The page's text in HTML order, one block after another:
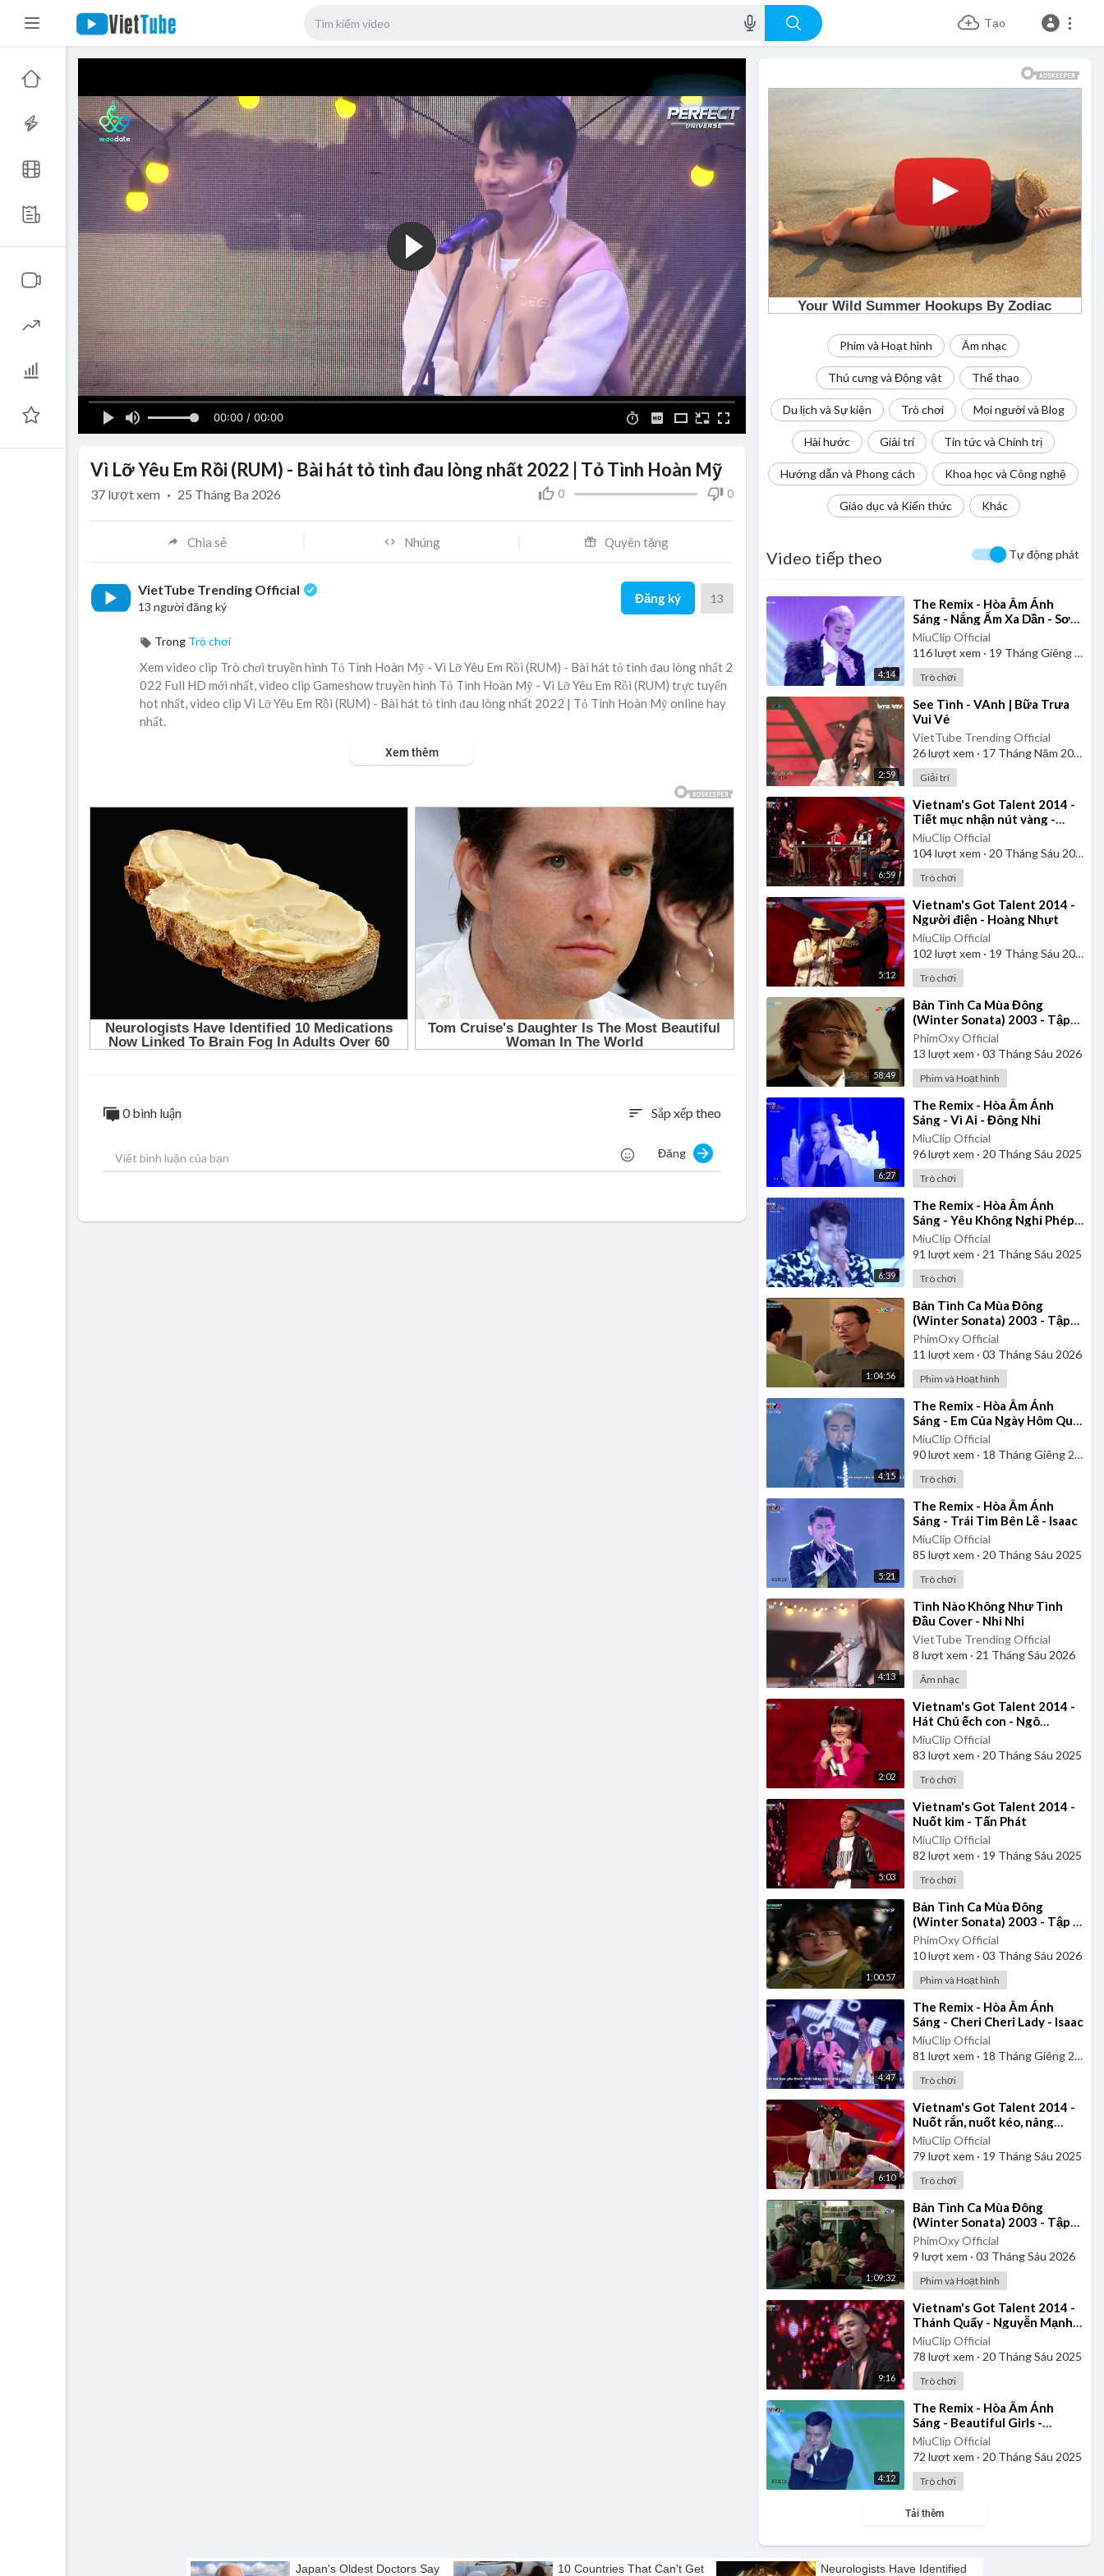
Tạo
00:00 / 00:00
Phim và Hoạt hình Âm nhạc
Thú cưng và Động vật Thể thao
Du lịch và Sự kiện Trò chơi Mọi người và Blog
Hài hước Giải trí Tin tức và Chính trị
Hướng dẫn và Phong cách Khoa học và Công nghệ
Giáo dục và Kiến thức Khác
Video tiếp theo Tự động phát
4:14
⁣The Remix - Hòa Âm Ánh
Sáng - Nắng Ấm Xa Dần - Sơn
Tùng M-TP
MiuClip Official
116lượt xem · 19 Tháng Giêng 2025
Trò chơi
2:59
⁣See Tình - VAnh | Bữa Trưa
Vui Vẻ
VietTube Trending Official
26lượt xem · 17 Tháng Năm 2026
Giải trí
6:59
⁣Vietnam's Got Talent 2014 -
Tiết mục nhận nút vàng -
Nhóm 4 chị em
MiuClip Official
104lượt xem · 20 Tháng Sáu 2025
Trò chơi
5:12
⁣Vietnam's Got Talent 2014 -
Người điện - Hoàng Nhựt
MiuClip Official
102 lượt xem · 19 Tháng Sáu 2025
Trò chơi
58:49
⁣Bản Tình Ca Mùa Đông
(Winter Sonata) 2003 - Tập
18 | Lồng Tiếng
PhimOxy Official
13 lượt xem · 03 Tháng Sáu 2026
Phim và Hoạt hình
6:27
⁣The Remix - Hòa Âm Ánh
Sáng - Vì Ai - Đông Nhi
MiuClip Official
96lượt xem · 20 Tháng Sáu 2025
Trò chơi
6:39
⁣The Remix - Hòa Âm Ánh
Sáng - Yêu Không Nghỉ Phép -
Isaac
MiuClip Official
91 lượt xem · 21 Tháng Sáu 2025
Trò chơi
1:04:56
⁣Bản Tình Ca Mùa Đông
(Winter Sonata) 2003 - Tập
16 | Lồng Tiếng
PhimOxy Official
11 lượt xem · 03 Tháng Sáu 2026
Phim và Hoạt hình
4:15
⁣The Remix - Hòa Âm Ánh
Sáng - Em Của Ngày Hôm Qua
- Sơn Tùng M-TP
MiuClip Official
90lượt xem · 18 Tháng Giêng 2025
Trò chơi
5:21
⁣The Remix - Hòa Âm Ánh
Sáng - Trái Tim Bên Lề - Isaac
MiuClip Official
85 lượt xem · 20 Tháng Sáu 2025
Trò chơi
4:13
⁣Tình Nào Không Như Tình
Đầu Cover - Nhi Nhi
VietTube Trending Official
8 lượt xem · 21 Tháng Sáu 2026
Âm nhạc
2:02
⁣Vietnam's Got Talent 2014 -
Hát Chú ếch con - Ngô
Phương Bích Ngọc
MiuClip Official
83 lượt xem · 20 Tháng Sáu 2025
Trò chơi
5:03
⁣Vietnam's Got Talent 2014 -
Nuốt kim - Tấn Phát
MiuClip Official
82 lượt xem · 19 Tháng Sáu 2025
Trò chơi
1:00:57
⁣Bản Tình Ca Mùa Đông
(Winter Sonata) 2003 - Tập 6
| Lồng Tiếng
PhimOxy Official
10lượt xem · 03 Tháng Sáu 2026
Phim và Hoạt hình
4:47
⁣The Remix - Hòa Âm Ánh
Sáng - Cheri Cheri Lady - Isaac
MiuClip Official
81 lượt xem · 18 Tháng Giêng 2025
Trò chơi
6:10
⁣Vietnam's Got Talent 2014 -
Nuốt rắn, nuốt kéo, nâng
chậu hoa - Nhóm Bảo Cường
MiuClip Official
79 lượt xem · 19 Tháng Sáu 2025
Trò chơi
1:09:32
⁣Bản Tình Ca Mùa Đông
(Winter Sonata) 2003 - Tập
13 | Lồng Tiếng
PhimOxy Official
9 lượt xem · 03 Tháng Sáu 2026
Phim và Hoạt hình
9:16
⁣Vietnam's Got Talent 2014 -
Thánh Quẩy - Nguyễn Mạnh
Tuấn
MiuClip Official
78 lượt xem · 20 Tháng Sáu 2025
Trò chơi
4:12
⁣The Remix - Hòa Âm Ánh
Sáng - Beautiful Girls -
Cường Seven
MiuClip Official
72 lượt xem · 20 Tháng Sáu 2025
Trò chơi
Tải thêm
Vì Lỡ Yêu Em Rồi (RUM) - Bài hát tỏ tình đau lòng nhất 2022 | Tỏ Tình Hoàn Mỹ
0 0
37 lượt xem · 25 Tháng Ba 2026
Chia sẻ Nhúng Quyên tặng
VietTube Trending Official
13 người đăng ký
Đăng ký 13
Trong Trò chơi
Xem video clip Trò chơi truyền hình Tỏ Tình Hoàn Mỹ - Vì Lỡ Yêu Em Rồi (RUM) - Bài hát tỏ tình đau lòng nhất 2
022 Full HD mới nhất, video clip Gameshow truyền hình Tỏ Tình Hoàn Mỹ - Vì Lỡ Yêu Em Rồi (RUM) trực tuyến
hot nhất, video clip Vì Lỡ Yêu Em Rồi (RUM) - Bài hát tỏ tình đau lòng nhất 2022 | Tỏ Tình Hoàn Mỹ online hay
nhất.
Xem thêm
0 bình luận sort Sắp xếp theo
Đăng